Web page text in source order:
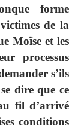
forme
de la
Moïse et les
processus
s’ils
dire que ce
fil d’arrivé
conditions